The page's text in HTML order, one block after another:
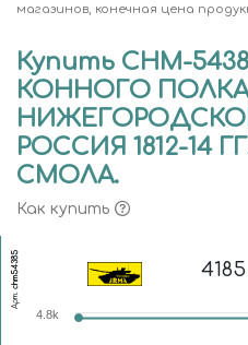
магазинов, конечная цена
Купить CHM-
КОННОГО ПОЛКА
РОССИЯ 1812-14
СМОЛА.
Как купить
Арт.
chm54385 4185
4.8k